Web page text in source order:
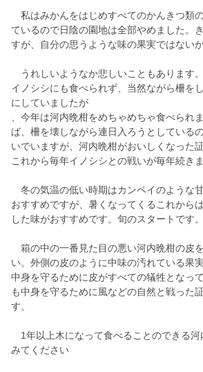
私はみかんをはじめすべてのかんきつ類
ているので日陰の園地は全部やめました。
すが、自分の思うような味の果実ではないか
うれしいようなか悲しいこともあります
イノシシにも食べられず、当然ながら柵を
にしていましたが
、今年は河内晩柑をめちゃめちゃ食べられ
ば、柵を壊しながら連日入ろうとしている
いでいますが、河内晩柑がおいしくなった
これから毎年イノシシとの戦いが毎年続き
冬の気温の低い時期はカンペイのような
おすすめですが、暑くなってくるこれから
した味がおすすめです。旬のスタートです。
箱の中の一番見た目の悪い河内晩柑の皮
い。外側の皮のように中味の汚れている果
中身を守るために皮がすべての犠牲となっ
も中身を守るために風などの自然と戦った
す。
1年以上木になって食べることのできる河
みてください